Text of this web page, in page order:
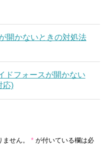
開かないときの対処法
ドフォースが開かない
応)
せん。 * が付いている欄は必